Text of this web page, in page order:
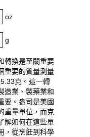
oz
g
轉換是至關重要
重要的質量測量
克。這一轉
造業、製藥業和
要。盎司是美國
重量單位，而克
解如何在這些單
，從烹飪到科學